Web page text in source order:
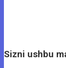
Sizni ushbu